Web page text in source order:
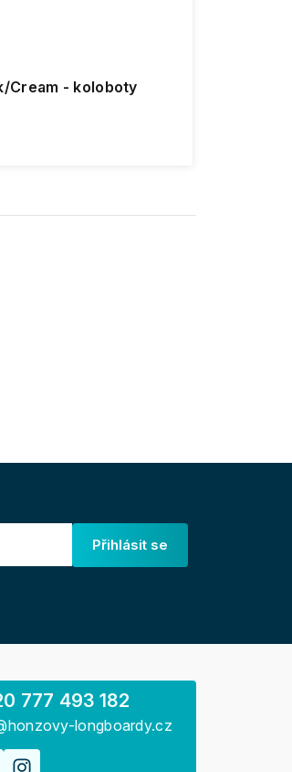
Cream - koloboty
Přihlásit se
777 493 182
longboardy.cz